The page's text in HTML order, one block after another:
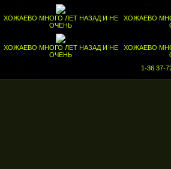
ХОЖАЕВО МНОГО ЛЕТ НАЗАД И НЕ
ОЧЕНЬ
ХОЖАЕВО
ХОЖАЕВО МНОГО ЛЕТ НАЗАД И НЕ
ОЧЕНЬ
ХОЖАЕВО
1-36 37-